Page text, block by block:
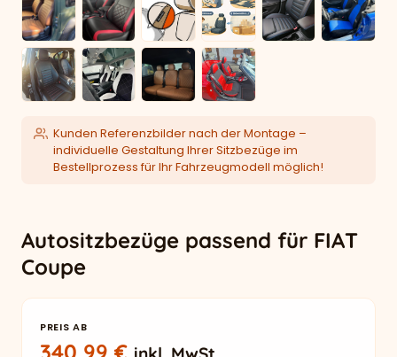
Kunden Referenzbilder nach der Montage –
individuelle Gestaltung Ihrer Sitzbezüge im
Bestellprozess für Ihr Fahrzeugmodell möglich!
Autositzbezüge passend für FIAT
Coupe
PREIS AB
340,99€